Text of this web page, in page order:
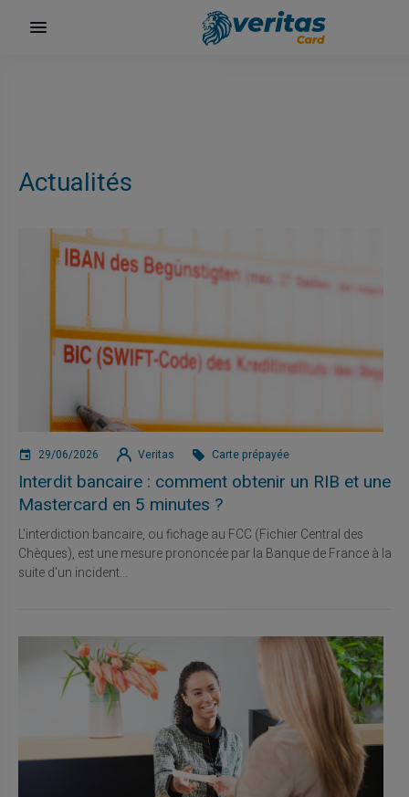
Actualités
29/06/2026 Veritas Carte prépayée
Interdit bancaire : comment obtenir un RIB et une
Mastercard en 5 minutes ?
L'interdiction bancaire, ou fichage au FCC (Fichier Central des
Chèques), est une mesure prononcée par la Banque de France à la
suite d'un incident...